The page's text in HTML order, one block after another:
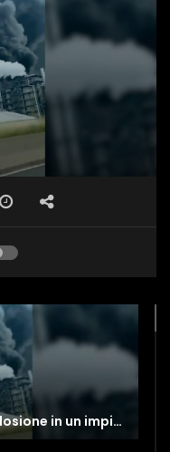
Allarme in Germania, esplosione in un impianto chimico: densa colonna di fumo nero